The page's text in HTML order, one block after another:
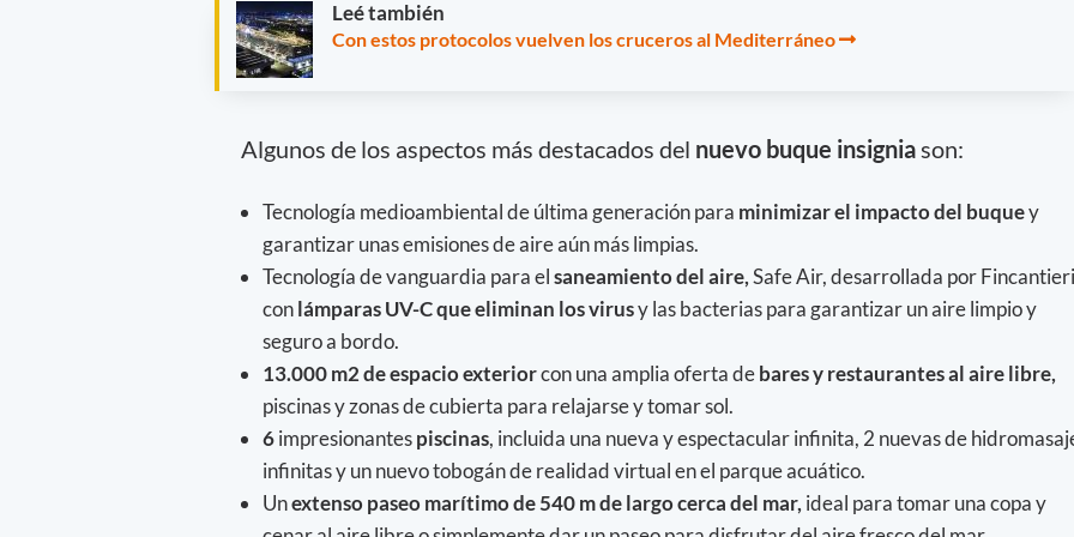
Leé también
Con estos protocolos vuelven los cruceros al Mediterráneo
Algunos de los aspectos más destacados del nuevo buque insigniason:
Tecnología medioambiental de última generación para minimizar el impacto del buquey
garantizar unas emisiones de aire aún más limpias.
Tecnología de vanguardia para elsaneamiento del aire,Safe Air, desarrollada por
conlámparas UV-C que eliminan los virusy las bacterias para garantizar un aire limpio y
seguro a bordo.
13.000 m2 de espacio exteriorcon una amplia oferta debares y restaurantes al aire libre,
piscinas y zonas de cubierta para relajarse y tomar sol.
6impresionantespiscinas, incluida una nueva y espectacular infinita, 2 nuevas de
infinitas y un nuevo tobogán de realidad virtual en el parque acuático.
Unextenso paseo marítimo de 540 m de largo cerca del mar, ideal para tomar una copa y